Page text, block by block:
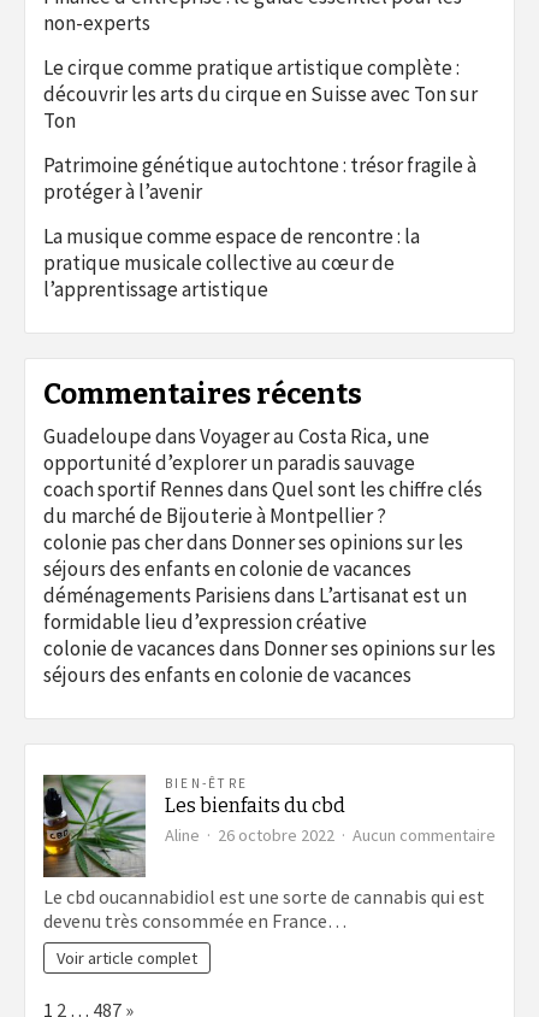
non-experts
Le cirque comme pratique artistique complète :
découvrir les arts du cirque en Suisse avec Ton sur
Ton
Patrimoine génétique autochtone : trésor fragile à
protéger à l’avenir
La musique comme espace de rencontre : la
pratique musicale collective au cœur de
l’apprentissage artistique
Commentaires récents
GuadeloupedansVoyager au Costa Rica, une
opportunité d’explorer un paradis sauvage
coach sportif RennesdansQuel sont les chiffre clés
du marché de Bijouterie à Montpellier ?
colonie pas cherdans Donner ses opinions sur les
séjours des enfants en colonie de vacances
déménagements Parisiensdans L’artisanat est un
formidable lieu d’expression créative
colonie de vacancesdans Donner ses opinions sur les
séjours des enfants en colonie de vacances
BIEN-ÊTRE
Les bienfaits du cbd
Aline 26 octobre 2022 Aucun commentaire
Le cbd oucannabidiol est une sorte de cannabis qui est
devenu très consommée en France…
Voir article complet
Page:
1 2 … 487 Next
»